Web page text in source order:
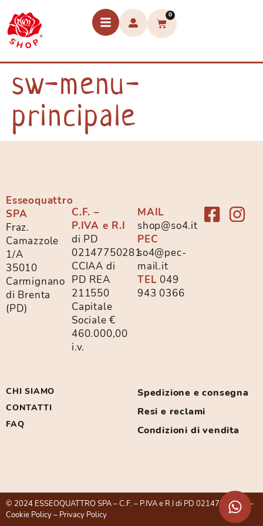
0
sw-menu-
principale
Esseoquattro
SPA
Fraz.
Camazzole
1/A
35010
Carmignano
di Brenta
(PD)
C.F. –
P.IVA e R.I
di PD
02147750281
CCIAA di
PD REA
211550
Capitale
Sociale €
460.000,00
i.v.
MAIL
shop@so4.it
PEC
so4@pec-
mail.it
TEL 049
943 0366
CHI SIAMO
CONTATTI
FAQ
Spedizione e consegna
Resi e reclami
Condizioni di vendita
© 2024 ESSEOQUATTRO SPA – C.F. – P.IVA e R.I di PD 02147750281 –
Cookie Policy– Privacy Policy